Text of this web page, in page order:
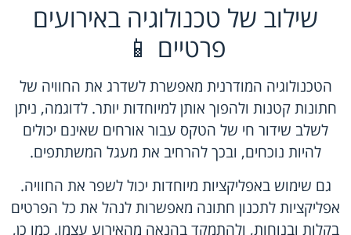
שילוב של טכנולוגיה באירועים
פרטיים 📱
הטכנולוגיה המודרנית מאפשרת לשדרג את החוויה של
חתונות קטנות ולהפוך אותן למיוחדות יותר. לדוגמה, ניתן
לשלב שידור חי של הטקס עבור אורחים שאינם יכולים
להיות נוכחים, ובכך להרחיב את מעגל המשתתפים.
גם שימוש באפליקציות מיוחדות יכול לשפר את החוויה.
אפליקציות לתכנון חתונה מאפשרות לנהל את כל הפרטים
בקלות ובנוחות, ולהתמקד בהנאה מהאירוע עצמו. כמו כן,